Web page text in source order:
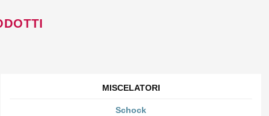
MISCELATORI
Schock